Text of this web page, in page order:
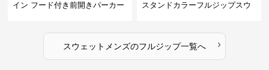
イン フード付き前開きパーカー
スタンドカラーフルジップスウ
スウェットメンズのフルジップ一覧へ ›